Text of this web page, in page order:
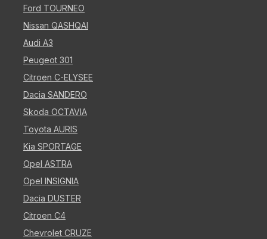
Ford TOURNEO
Nissan QASHQAI
Audi A3
Peugeot 301
Citroen C-ELYSEE
Dacia SANDERO
Skoda OCTAVIA
Toyota AURIS
Kia SPORTAGE
Opel ASTRA
Opel INSIGNIA
Dacia DUSTER
Citroen C4
Chevrolet CRUZE